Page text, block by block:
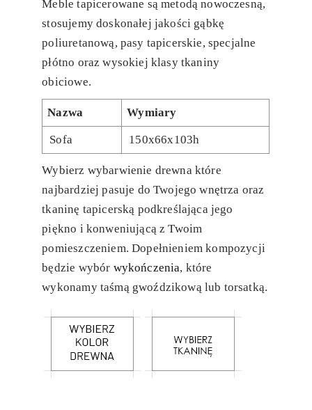
Meble tapicerowane są metodą nowoczesną,
stosujemy doskonałej jakości gąbkę
poliuretanową, pasy tapicerskie, specjalne
płótno oraz wysokiej klasy tkaniny
obiciowe.
Nazwa Wymiary
Sofa 150x66x103h
Wybierz wybarwienie drewna które
najbardziej pasuje do Twojego wnętrza oraz
tkaninę tapicerską podkreślająca jego
piękno i konweniującą z Twoim
pomieszczeniem. Dopełnieniem kompozycji
będzie wybór wykończenia, które
wykonamy taśmą gwoździkową lub torsatką.